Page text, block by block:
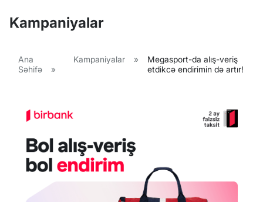
Kampaniyalar
Ana
Səhifə
»
Kampaniyalar »
Megasport-da alış-veriş
etdikcə endirimin də artır!